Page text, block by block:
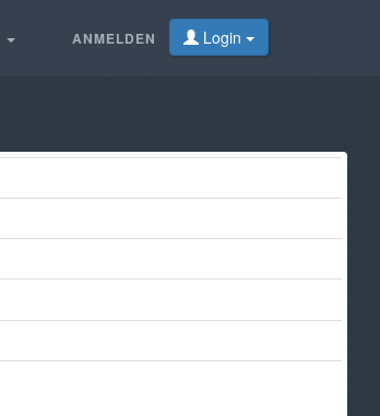
ANMELDEN Login